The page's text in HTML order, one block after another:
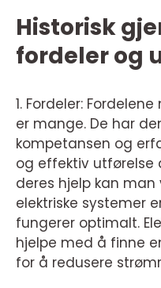
Historisk
fordeler og
1. Fordeler:
er mange. De har
kompetansen og
og effektiv utførelse
deres hjelp kan
elektriske systemer
fungerer optimalt.
hjelpe med å finne
for å redusere